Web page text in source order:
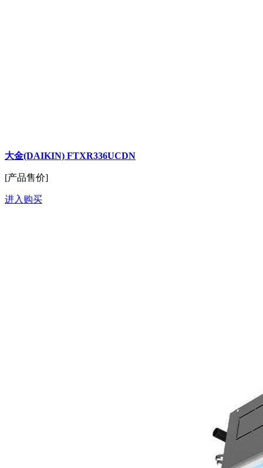
大金(DAIKIN) FTXR336UCDN
[产品售价]
进入购买